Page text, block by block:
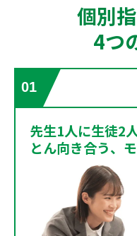
個別
4つ
01
先生1人に生徒2
とん向き合う、